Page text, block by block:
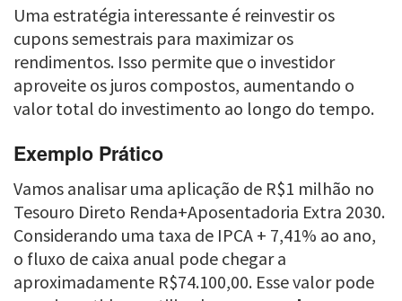
Uma estratégia interessante é reinvestir os
cupons semestrais para maximizar os
rendimentos. Isso permite que o investidor
aproveite os juros compostos, aumentando o
valor total do investimento ao longo do tempo.
Exemplo Prático
Vamos analisar uma aplicação de R$1 milhão no
Tesouro Direto Renda+Aposentadoria Extra 2030.
Considerando uma taxa de IPCA + 7,41% ao ano,
o fluxo de caixa anual pode chegar a
aproximadamente R$74.100,00. Esse valor pode